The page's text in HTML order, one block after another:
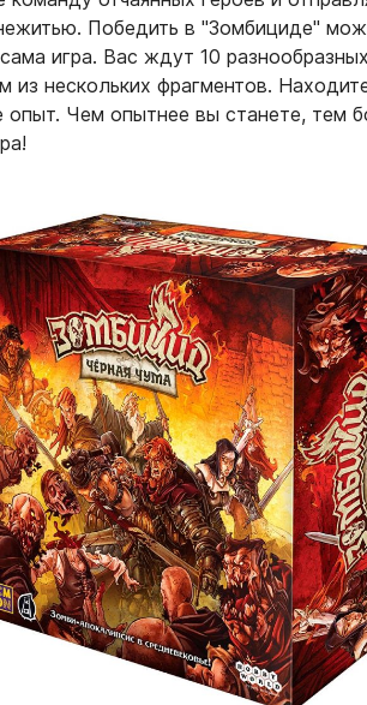
Победить в "Зомбициде"
игра. Вас ждут 10
из нескольких фрагментов.
опыт. Чем опытнее вы станете, тем